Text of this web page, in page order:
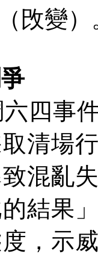
攺變）
四事
清場
混亂
結果
，示